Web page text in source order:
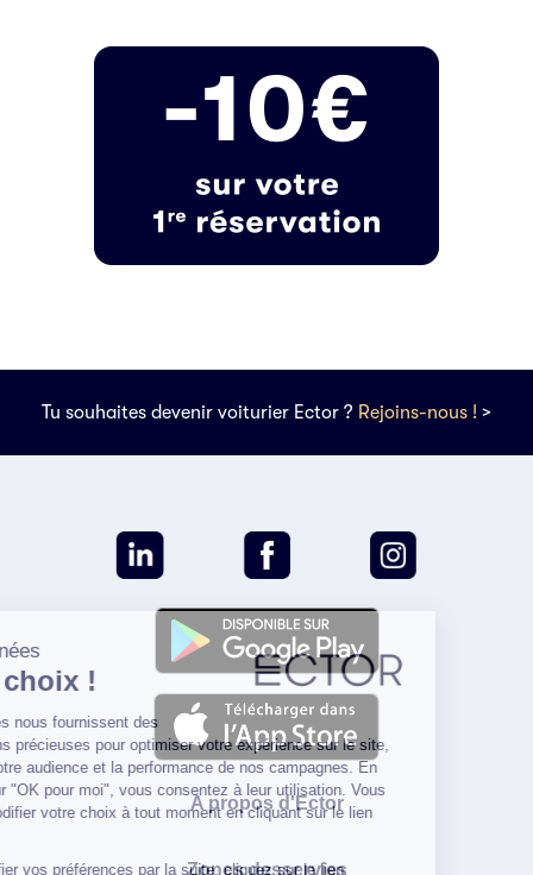
Vos données
votre choix !
Les cookies nous fournissent des
informations précieuses pour optimiser votre expérience sur le site,
mesurer notre audience et la performance de nos campagnes. En
cliquant sur "OK pour moi", vous consentez à leur utilisation. Vous
pouvez modifier votre choix à tout moment en cliquant sur le lien
Pour modifier vos préférences par la suite, cliquez sur le lien
Tu souhaites devenir voiturier Ector ? Rejoins-nous ! >
A propos d'Ector
Zones desservies